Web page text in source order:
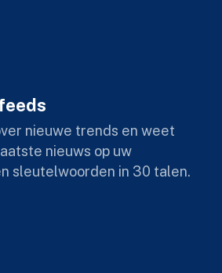
nieuwe trends en weet
nieuws op uw
sleutelwoorden in 30 talen.